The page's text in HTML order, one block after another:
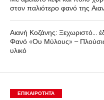
στον παλιότερο φανό της
Αιανή Κοζάνης: Ξεχωριστό…
Φανό «Ου Μύλους» –
υλικό
ΕΠΙΚΑΙΡΟΤΗΤΑ